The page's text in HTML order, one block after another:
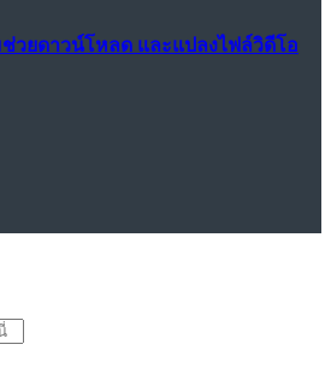
ช่วยดาวน์โหลด และแปลงไฟล์วิดีโอ